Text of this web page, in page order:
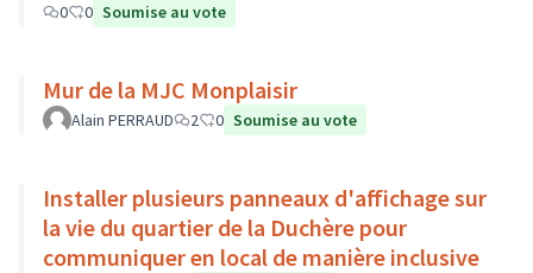
0
0 Soumise au vote
Mur de la MJC Monplaisir
Alain PERRAUD 2 0 Soumise au vote
Installer plusieurs panneaux d'affichage sur
la vie du quartier de la Duchère pour
communiquer en local de manière inclusive